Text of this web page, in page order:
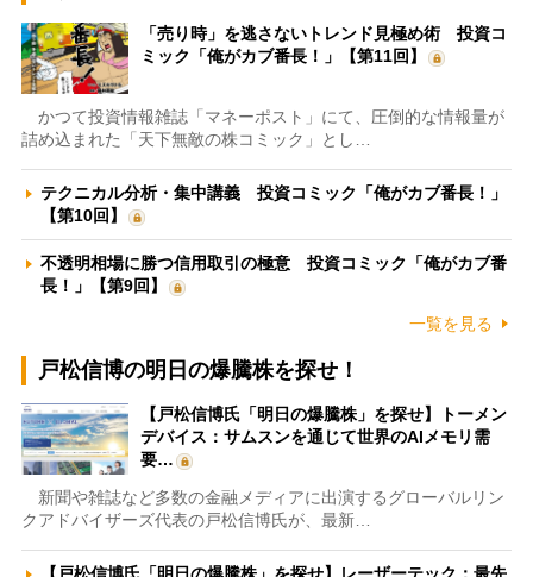
「売り時」を逃さないトレンド見極め術 投資コ
ミック「俺がカブ番長！」【第11回】
かつて投資情報雑誌「マネーポスト」にて、圧倒的な情報量が
詰め込まれた「天下無敵の株コミック」とし…
テクニカル分析・集中講義 投資コミック「俺がカブ番長！」
【第10回】
不透明相場に勝つ信用取引の極意 投資コミック「俺がカブ番
長！」【第9回】
一覧を見る
戸松信博の明日の爆騰株を探せ！
【戸松信博氏「明日の爆騰株」を探せ】トーメン
デバイス：サムスンを通じて世界のAIメモリ需
要…
新聞や雑誌など多数の金融メディアに出演するグローバルリン
クアドバイザーズ代表の戸松信博氏が、最新…